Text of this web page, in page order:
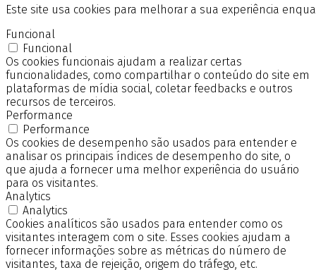
Este site usa cookies para melhorar a sua experiência
Funcional
Funcional
Os cookies funcionais ajudam a realizar certas
funcionalidades, como compartilhar o conteúdo do site em
plataformas de mídia social, coletar feedbacks e outros
recursos de terceiros.
Performance
Performance
Os cookies de desempenho são usados para entender e
analisar os principais índices de desempenho do site, o
que ajuda a fornecer uma melhor experiência do usuário
para os visitantes.
Analytics
Analytics
Cookies analíticos são usados para entender como os
visitantes interagem com o site. Esses cookies ajudam a
fornecer informações sobre as métricas do número de
visitantes, taxa de rejeição, origem do tráfego, etc.